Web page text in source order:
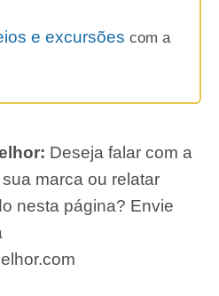
e excursões com a
Deseja falar com a
marca ou relatar
nesta página? Envie